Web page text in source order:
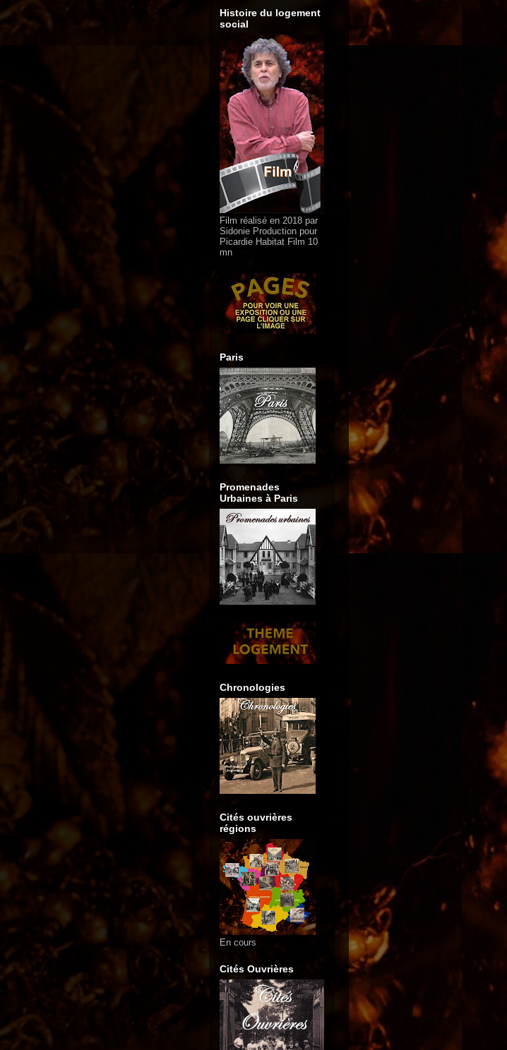
Histoire du logement
social
Film réalisé en 2018 par
Sidonie Production pour
Picardie Habitat Film 10
mn
Paris
Promenades
Urbaines à Paris
Chronologies
Cités ouvrières
régions
En cours
Cités Ouvrières